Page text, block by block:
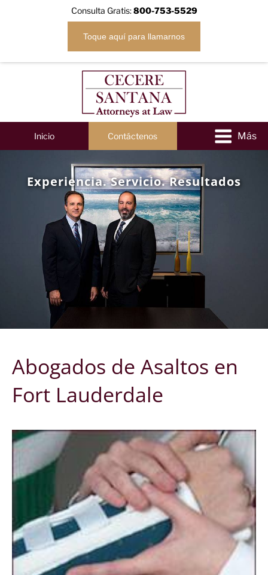
Consulta Gratis:800-753-5529
Toque aquí para llamarnos
Inicio Contáctenos
Experiencia. Servicio. Resultados
Abogados de Asaltos en
Fort Lauderdale